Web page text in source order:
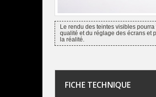
Le rendu des teintes visibles
qualité et du réglage des écrans et
la réalité.
FICHE TECHNIQUE